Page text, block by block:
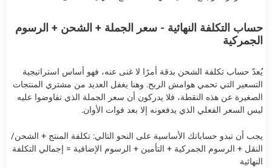
حساب التكلفة النهائية - سعر الجملة + الشحن + الرسوم
الجمركية
يُعدّ حساب تكلفة الشحن بدقة أمرًا لا غنى عنه، فهو أساس استراتيجية
التسعير التي تحمي هوامش الربح. وهنا يغفل العديد من مشتري المنتجات
الصغيرة عن هذه النقطة، فلا يدركون أن سعر الجملة الذي تفاوضوا عليه
ليس السعر الفعلي الذي يدفعونه إلا بعد فوات الأوان.
يجب أن تبدو حساباتك الأساسية على النحو التالي: تكلفة المنتج + الشحن/
النقل + الرسوم الجمركية + التأمين + الرسوم الإضافية = إجمالي التكلفة
النهائية